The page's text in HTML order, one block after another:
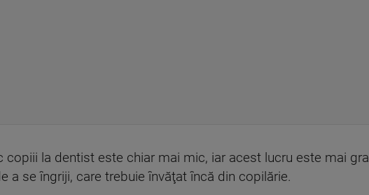
la dentist este chiar mai mic, iar acest lucru este mai
se îngriji, care trebuie învăţat încă din copilărie.